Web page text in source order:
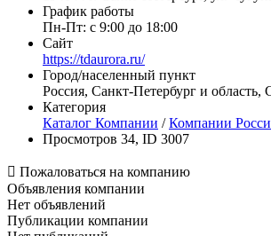
График работы
Пн-Пт: с 9:00 до 18:00
Сайт
https://tdaurora.ru/
Город/населенный пункт
Россия, Санкт-Петербург и область,
Категория
Каталог Компании /Компании
Просмотров 34, ID 3007
 Пожаловаться на компанию
Объявления компании
Нет объявлений
Публикации компании